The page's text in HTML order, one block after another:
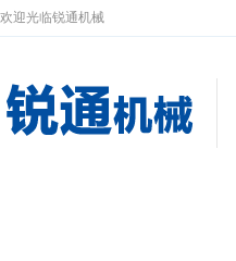
欢迎光临锐通机械